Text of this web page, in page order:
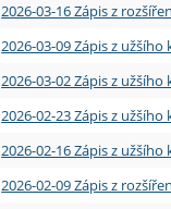
2026-03-16 Zápis z
2026-03-09 Zápis z užšího
2026-03-02 Zápis z užšího
2026-02-23 Zápis z
2026-02-16 Zápis z užšího
2026-02-09 Zápis z